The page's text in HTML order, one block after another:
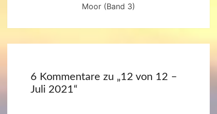
Moor (Band 3)
6 Kommentare zu „12 von 12 –
Juli 2021“